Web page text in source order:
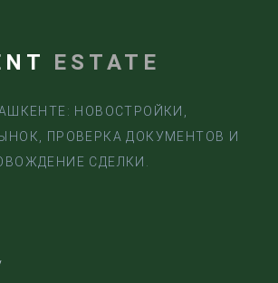
ESTATE
НОВОСТРОЙКИ,
ПРОВЕРКА ДОКУМЕНТОВ И
СДЕЛКИ.